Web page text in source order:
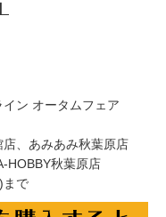
ン オータムフェア
、あみあみ秋葉原店
HOBBY秋葉原店
まで